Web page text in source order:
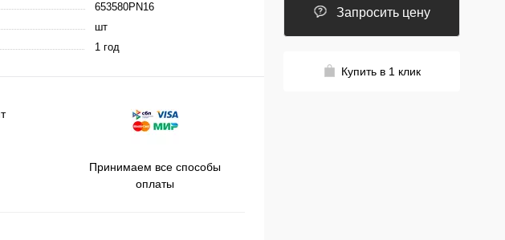
653580PN16
шт
1 год
Принимаем все способы
оплаты
Запросить цену
Купить в 1 клик